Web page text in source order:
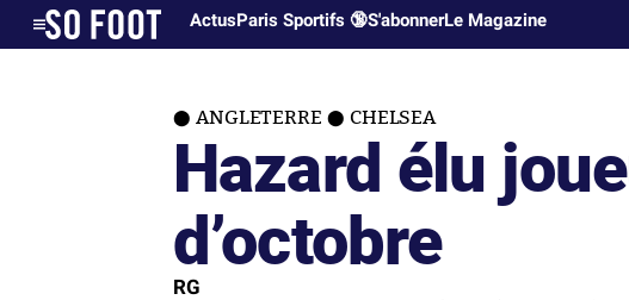
ActusParis Sportifs 🔞S'abonnerLe Magazine
ANGLETERRE CHELSEA
Hazard élu
d’octobre
RG